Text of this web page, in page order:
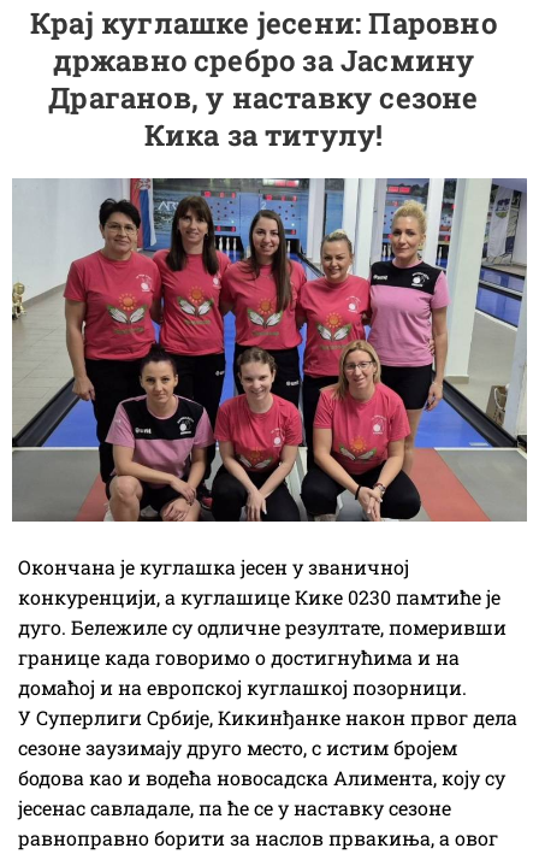
Крај куглашке јесени: Паровно
државно сребро за Јасмину
Драганов, у наставку сезоне
Кика за титулу!
Окончана је куглашка јесен у званичној
конкуренцији, а куглашице Кике 0230 памтиће је
дуго. Бележиле су одличне резултате, померивши
границе када говоримо о достигнућима и на
домаћој и на европској куглашкој позорници.
У Суперлиги Србије, Кикинђанке након првог дела
сезоне заузимају друго место, с истим бројем
бодова као и водећа новосадска Алимента, коју су
јесенас савладале, па ће се у наставку сезоне
равноправно борити за наслов првакиња, а овог